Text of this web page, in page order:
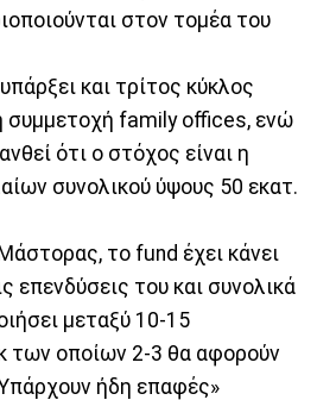
στον τομέα του
και τρίτος κύκλος
συμμετοχή family offices, ενώ
ότι ο στόχος είναι η
συνολικού ύψους 50 εκατ.
το fund έχει κάνει
επενδύσεις του και συνολικά
μεταξύ 10-15
των οποίων 2-3 θα αφορούν
ήδη επαφές»